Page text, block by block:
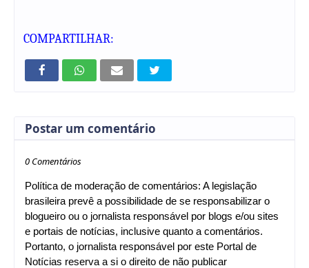
COMPARTILHAR:
Postar um comentário
0 Comentários
Política de moderação de comentários: A legislação
brasileira prevê a possibilidade de se responsabilizar o
blogueiro ou o jornalista responsável por blogs e/ou sites
e portais de notícias, inclusive quanto a comentários.
Portanto, o jornalista responsável por este Portal de
Notícias reserva a si o direito de não publicar